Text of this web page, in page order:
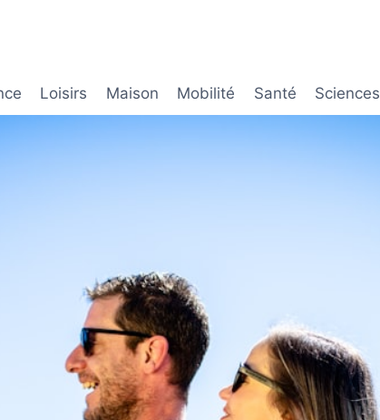
Loisirs Maison Mobilité Santé Sciences